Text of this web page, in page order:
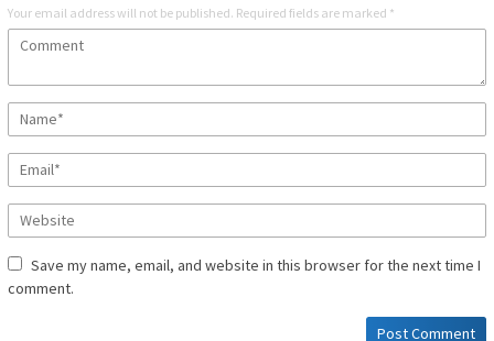
Your email address will not be published. Required fields are marked *
Save my name, email, and website in this browser for the next time I
comment.